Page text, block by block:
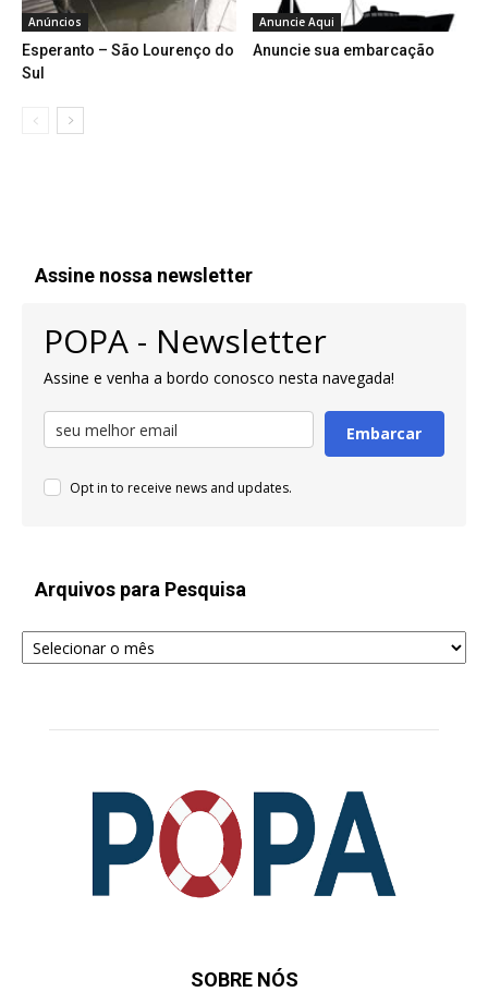
Anúncios
Esperanto – São Lourenço do
Sul
Anuncie Aqui
Anuncie sua embarcação
Assine nossa newsletter
POPA - Newsletter
Assine e venha a bordo conosco nesta navegada!
Embarcar
Opt in to receive news and updates.
Arquivos para Pesquisa
Arquivos
para
SOBRE NÓS